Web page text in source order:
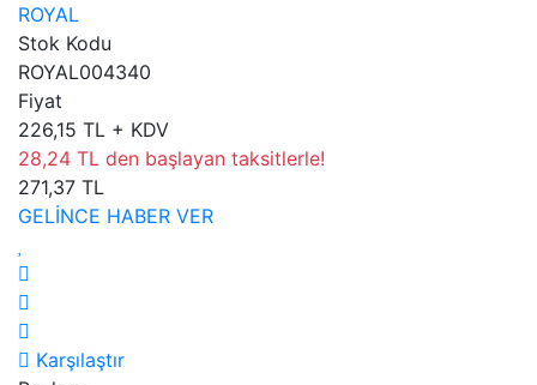
ROYAL
Stok Kodu
ROYAL004340
Fiyat
226,15 TL + KDV
28,24 TL den başlayan taksitlerle!
271,37 TL
GELİNCE HABER VER
Karşılaştır